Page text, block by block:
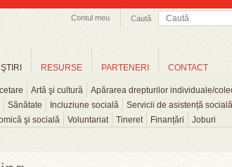
Caută
Contul meu
ŞTIRI
Artă şi cultură
Apărarea drepturilor individuale/
Sănătate Incluziune socială Servicii de asistență socială
şi socială
Voluntariat Tineret Finanțări Joburi
RESURSE PARTENERI CONTACT